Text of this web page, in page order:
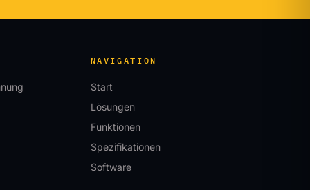
NAVIGATION
Start
Lösungen
Funktionen
Spezifikationen
Software